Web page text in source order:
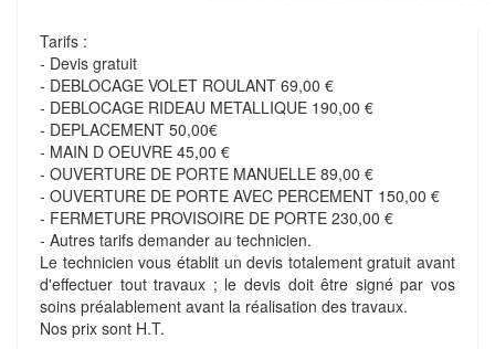
Tarifs :
- Devis gratuit
- DEBLOCAGE VOLET ROULANT 69,00 €
- DEBLOCAGE RIDEAU METALLIQUE 190,00 €
- DEPLACEMENT 50,00€
- MAIN D OEUVRE 45,00 €
- OUVERTURE DE PORTE MANUELLE 89,00 €
- OUVERTURE DE PORTE AVEC PERCEMENT 150,00 €
- FERMETURE PROVISOIRE DE PORTE 230,00 €
- Autres tarifs demander au technicien.
Le technicien vous établit un devis totalement gratuit avant
d'effectuer tout travaux ; le devis doit être signé par vos
soins préalablement avant la réalisation des travaux.
Nos prix sont H.T.